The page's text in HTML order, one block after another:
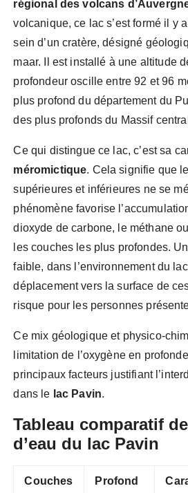
régional des volcans
volcanique, ce lac s’est formé il y
sein d’un cratère, désigné
maar. Il est installé à une altitude
profondeur oscille entre 92 et 96
plus profond du département du
des plus profonds du Massif
Ce qui distingue ce lac, c’est sa
méromictique. Cela signifie que
supérieures et inférieures ne se
phénomène favorise
dioxyde de carbone, le méthane
les couches les plus profondes.
faible, dans l’environnement du
déplacement vers la surface de
risque pour les personnes
Ce mix géologique et physico-
limitation de l’oxygène en
principaux facteurs justifiant
dans le lac Pavin.
Tableau comparatif
d’eau du lac Pavin
Couches
Profond